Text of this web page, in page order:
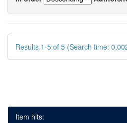
Results 1-5 of 5 (Search time:
Item hits: